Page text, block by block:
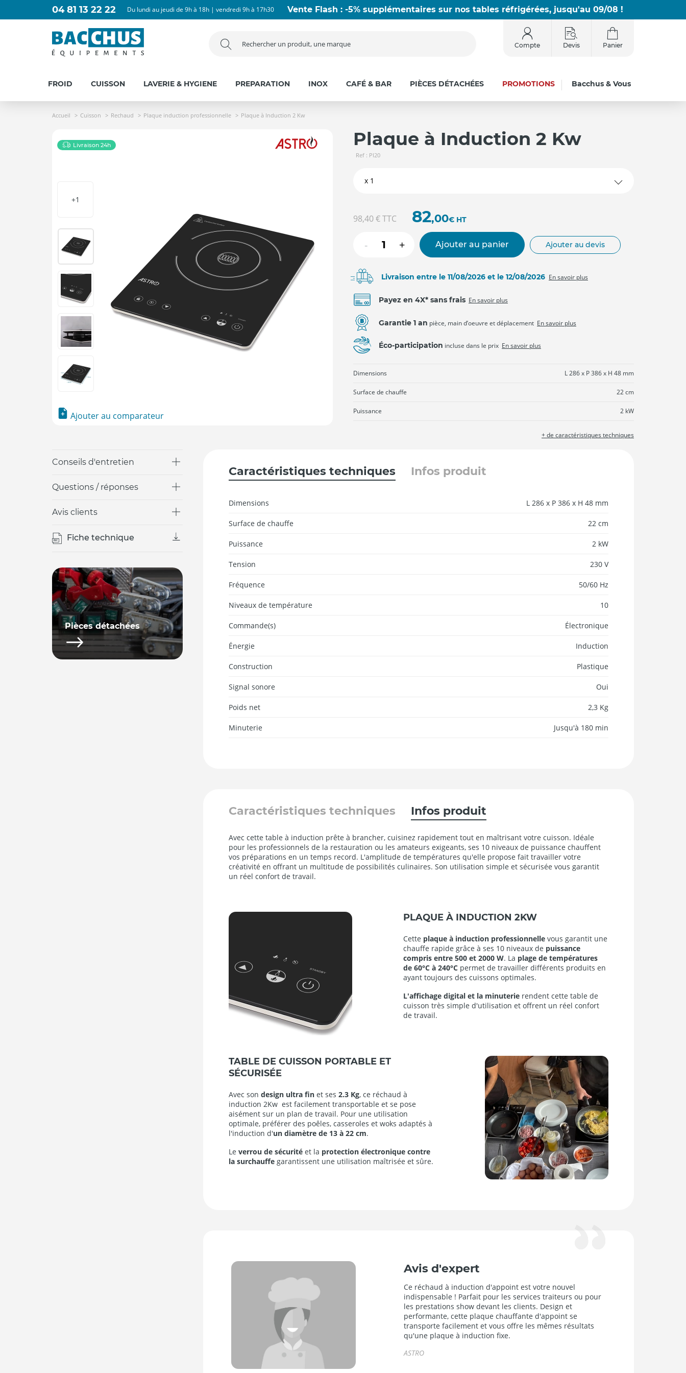
04 81 13 22 22 Du lundi au jeudi de 9h à 18h | vendredi 9h à 17h30 Vente Flash : -5% supplémentaires sur nos tables réfrigérées, jusqu'au 09/08 !
Compte Devis Panier
FROID CUISSON LAVERIE & HYGIENE PREPARATION INOX CAFÉ & BAR PIÈCES DÉTACHÉES PROMOTIONS Bacchus & Vous
Accueil Cuisson Rechaud Plaque induction professionnelle Plaque à Induction 2 Kw
Livraison 24h
Ajouter au comparateur
+1
Plaque à Induction 2 Kw
Ref : PI20
98,40 €TTC 82,00€ HT
- + Ajouter au panier Ajouter au devis
Livraison entre le 11/08/2026 et le 12/08/2026 En savoir plus
Payez en 4X* sans frais En savoir plus
Garantie 1 an pièce, main d’oeuvre et déplacement En savoir plus
Éco-participation incluse dans le prix En savoir plus
Dimensions L 286 x P 386 x H 48 mm
Surface de chauffe 22 cm
Puissance 2 kW
+ de caractéristiques techniques
Conseils d'entretien
Questions / réponses
Avis clients
Fiche technique
Pièces détachées
Caractéristiques techniques Infos produit
Dimensions L 286 x P 386 x H 48 mm
Surface de chauffe 22 cm
Puissance 2 kW
Tension 230 V
Fréquence 50/60 Hz
Niveaux de température 10
Commande(s) Électronique
Énergie Induction
Construction Plastique
Signal sonore Oui
Poids net 2,3 Kg
Minuterie Jusqu'à 180 min
Caractéristiques techniques Infos produit
Avec cette table à induction prête à brancher, cuisinez rapidement tout en maîtrisant votre cuisson. Idéale
pour les professionnels de la restauration ou les amateurs exigeants, ses 10 niveaux de puissance chauffent
vos préparations en un temps record. L'amplitude de températures qu'elle propose fait travailler votre
créativité en offrant un multitude de possibilités culinaires. Son utilisation simple et sécurisée vous garantit
un réel confort de travail.
PLAQUE À INDUCTION 2KW
Cette plaque à induction professionnellevous garantit une
chauffe rapide grâce à ses 10 niveaux de puissance
compris entre 500 et 2000 W. La plage de températures
de 60°C à 240°C permet de travailler différents produits en
ayant toujours des cuissons optimales.
L'affichage digital et la minuterie rendent cette table de
cuisson très simple d'utilisation et offrent un réel confort
de travail.
TABLE DE CUISSON PORTABLE ET
SÉCURISÉE
Avec son design ultra fin et ses 2.3 Kg, ce réchaud à
induction 2Kw est facilement transportable et se pose
aisément sur un plan de travail. Pour une utilisation
optimale, préférer des poêles, casseroles et woks adaptés à
l'induction d'un diamètre de 13 à 22 cm.
Le verrou de sécurité et la protection électronique contre
la surchauffe garantissent une utilisation maîtrisée et sûre.
Avis d'expert
Ce réchaud à induction d'appoint est votre nouvel
indispensable ! Parfait pour les services traiteurs ou pour
les prestations show devant les clients. Design et
performante, cette plaque chauffante d'appoint se
transporte facilement et vous offre les mêmes résultats
qu'une plaque à induction fixe.
ASTRO